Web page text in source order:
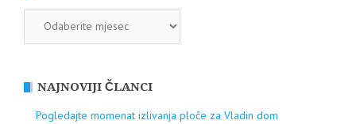
NAJNOVIJI ČLANCI
Pogledajte momenat izlivanja ploče za Vladin dom